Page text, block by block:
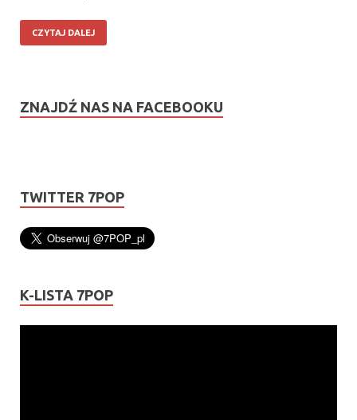
CZYTAJ DALEJ
ZNAJDŹ NAS NA FACEBOOKU
TWITTER 7POP
K-LISTA 7POP